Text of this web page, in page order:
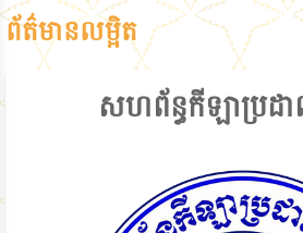
ព័ត៌មានលម្អិត
សហព័ន្ធកីឡាប្រដា